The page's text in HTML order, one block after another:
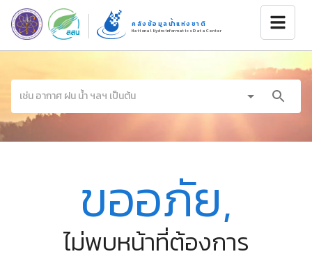
คลังข้อมูลน้ำแห่งชาติ
National Hydroinformatics Data Center
ขออภัย,
ไม่พบหน้าที่ต้องการ